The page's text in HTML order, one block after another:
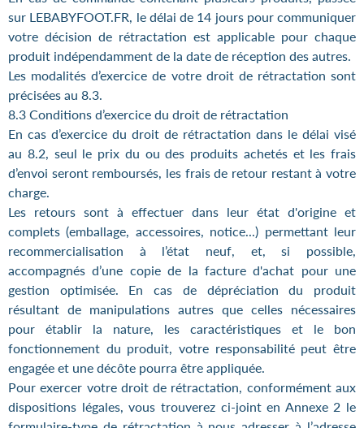
sur LEBABYFOOT.FR, le délai de 14 jours pour communiquer
votre décision de rétractation est applicable pour chaque
produit indépendamment de la date de réception des autres.
Les modalités d’exercice de votre droit de rétractation sont
précisées au 8.3.
8.3 Conditions d’exercice du droit de rétractation
En cas d’exercice du droit de rétractation dans le délai visé
au 8.2, seul le prix du ou des produits achetés et les frais
d’envoi seront remboursés, les frais de retour restant à votre
charge.
Les retours sont à effectuer dans leur état d'origine et
complets (emballage, accessoires, notice...) permettant leur
recommercialisation à l’état neuf, et, si possible,
accompagnés d’une copie de la facture d'achat pour une
gestion optimisée. En cas de dépréciation du produit
résultant de manipulations autres que celles nécessaires
pour établir la nature, les caractéristiques et le bon
fonctionnement du produit, votre responsabilité peut être
engagée et une décôte pourra être appliquée.
Pour exercer votre droit de rétractation, conformément aux
dispositions légales, vous trouverez ci-joint en Annexe 2 le